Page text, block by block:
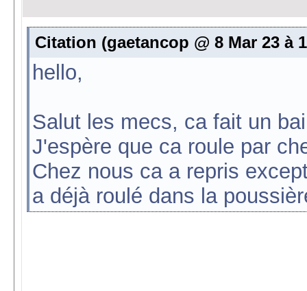
Citation (gaetancop @ 8 Mar 23 à
hello,
Salut les mecs, ca fait un
J'espère que ca roule par
Chez nous ca a repris
a déjà roulé dans la